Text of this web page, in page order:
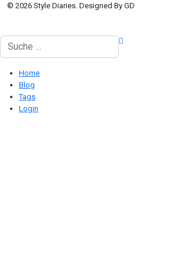
© 2026 Style Diaries. Designed By GD
Suchen
Home
Blog
Tags
Login